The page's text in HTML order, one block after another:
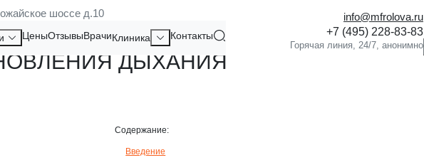
шоссе д.10
ЦеныОтзывыВрачиКлиника Контакты
info@mfrolova.ru
ОТ СИГАРЕТ — КЛЮЧЕВОЙ ЭТАП
ДЫХАНИЯ
Содержание:
Введение